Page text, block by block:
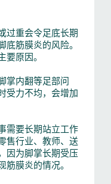
过重会令足底长期
筋膜炎的风险。
原因。
掌内翻等足部问
受力不均，会增加
需要长期站立工作
售行业、教师、送
因为脚掌长期受压
膜炎的情况。